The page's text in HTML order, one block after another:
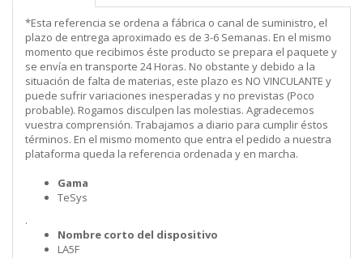
*Esta referencia se ordena a fábrica o canal de suministro, el
plazo de entrega aproximado es de 3-6 Semanas. En el mismo
momento que recibimos éste producto se prepara el paquete y
se envía en transporte 24 Horas. No obstante y debido a la
situación de falta de materias, este plazo es NO VINCULANTE y
puede sufrir variaciones inesperadas y no previstas (Poco
probable). Rogamos disculpen las molestias. Agradecemos
vuestra comprensión. Trabajamos a diario para cumplir éstos
términos. En el mismo momento que entra el pedido a nuestra
plataforma queda la referencia ordenada y en marcha.
Gama
TeSys
.
Nombre corto del dispositivo
LA5F